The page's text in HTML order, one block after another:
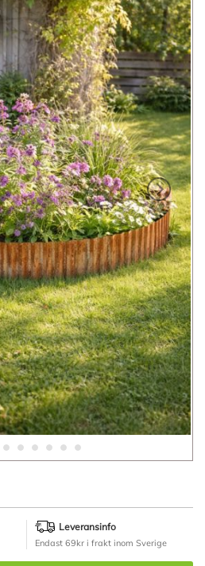
Leveransinfo
Endast 69kr i frakt inom Sverige